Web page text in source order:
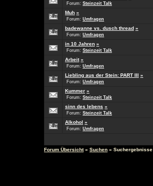
Forum: Steinzeit Talk
Muh »
Forum: Umfragen
badewanne vs. dusch thread »
Forum: Umfragen
in 10 Jahren »
Forum: Steinzeit Talk
Arbeit »
Forum: Umfragen
Liebling aus der Stein: PART III »
Forum: Umfragen
Kummer »
Forum: Steinzeit Talk
sinn des lebens »
Forum: Steinzeit Talk
Alkohol »
Forum: Umfragen
Forum Übersicht» Suchen » Suchergebnisse